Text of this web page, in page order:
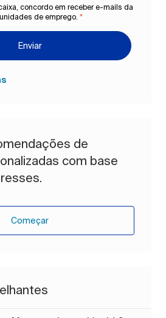
concordo em receber e-mails da
de emprego. *
Enviar
de
com base
Começar